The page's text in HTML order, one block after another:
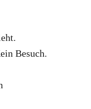
Besuch.